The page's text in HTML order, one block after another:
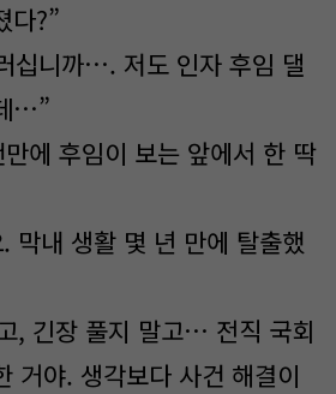
다?”
십니까…. 저도 인자 후임 댈
…”
에 후임이 보는 앞에서 한 딱
막내 생활 몇 년 만에 탈출했
, 긴장 풀지 말고… 전직 국회
거야. 생각보다 사건 해결이